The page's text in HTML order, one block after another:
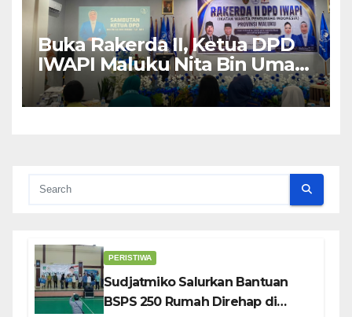
Buka Rakerda II, Ketua DPD
IWAPI Maluku Nita Bin Umar:
Perempuan Pengusaha Pilar
Penggerak UMKM
PERISTIWA
Sudjatmiko Salurkan Bantuan
BSPS 250 Rumah Direhap di